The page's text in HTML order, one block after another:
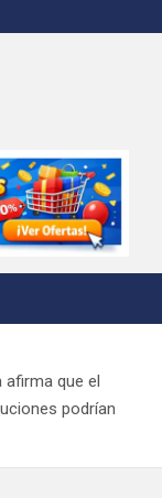
afirma que el
podrían